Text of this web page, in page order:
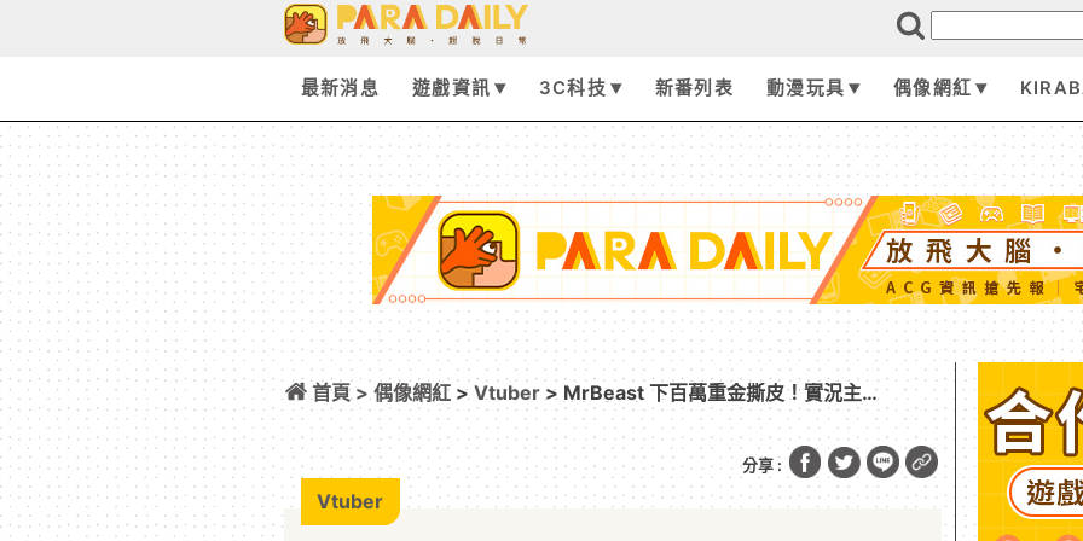
最新消息 遊戲資訊 3C科技 新番列表 動漫玩具 偶像網紅
首頁 >偶像網紅 >Vtuber > MrBeast 下百萬重金撕皮！實況主
TheBurntPeanut 果斷幽默回絕
分享 :
Vtuber